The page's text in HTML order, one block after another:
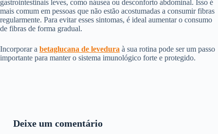
gastrointestinais leves, como náusea ou desconforto abdominal. Isso é
mais comum em pessoas que não estão acostumadas a consumir fibras
regularmente. Para evitar esses sintomas, é ideal aumentar o consumo
de fibras de forma gradual.
Incorporar a betaglucana de levedura à sua rotina pode ser um passo
importante para manter o sistema imunológico forte e protegido.
Deixe um comentário